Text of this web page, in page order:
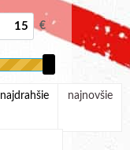
€
najdrahšie najnovšie